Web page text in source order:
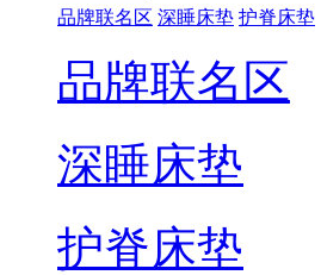
品牌联名区 深睡床垫 护脊床垫
品牌联名区
深睡床垫
护脊床垫